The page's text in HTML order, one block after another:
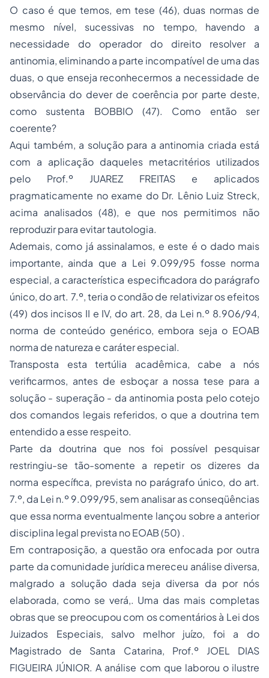
O caso é que temos, em tese (46), duas normas de
mesmo nível, sucessivas no tempo, havendo a
necessidade do operador do direito resolver a
antinomia, eliminando a parte incompatível de uma das
duas, o que enseja reconhecermos a necessidade de
observância do dever de coerência por parte deste,
como sustenta BOBBIO (47). Como então ser
coerente?
Aqui também, a solução para a antinomia criada está
com a aplicação daqueles metacritérios utilizados
pelo Prof.º JUAREZ FREITAS e aplicados
pragmaticamente no exame do Dr. Lênio Luiz Streck,
acima analisados (48), e que nos permitimos não
reproduzir para evitar tautologia.
Ademais, como já assinalamos, e este é o dado mais
importante, ainda que a Lei 9.099/95 fosse norma
especial, a característica especificadora do parágrafo
único, do art. 7.º, teria o condão de relativizar os efeitos
(49) dos incisos II e IV, do art. 28, da Lei n.º 8.906/94,
norma de conteúdo genérico, embora seja o EOAB
norma de natureza e caráter especial.
Transposta esta tertúlia acadêmica, cabe a nós
verificarmos, antes de esboçar a nossa tese para a
solução - superação - da antinomia posta pelo cotejo
dos comandos legais referidos, o que a doutrina tem
entendido a esse respeito.
Parte da doutrina que nos foi possível pesquisar
restringiu-se tão-somente a repetir os dizeres da
norma específica, prevista no parágrafo único, do art.
7.º, da Lei n.º 9.099/95, sem analisar as conseqüências
que essa norma eventualmente lançou sobre a anterior
disciplina legal prevista no EOAB (50) .
Em contraposição, a questão ora enfocada por outra
parte da comunidade jurídica mereceu análise diversa,
malgrado a solução dada seja diversa da por nós
elaborada, como se verá,. Uma das mais completas
obras que se preocupou com os comentários à Lei dos
Juizados Especiais, salvo melhor juízo, foi a do
Magistrado de Santa Catarina, Prof.º JOEL DIAS
FIGUEIRA JÚNIOR. A análise com que laborou o ilustre